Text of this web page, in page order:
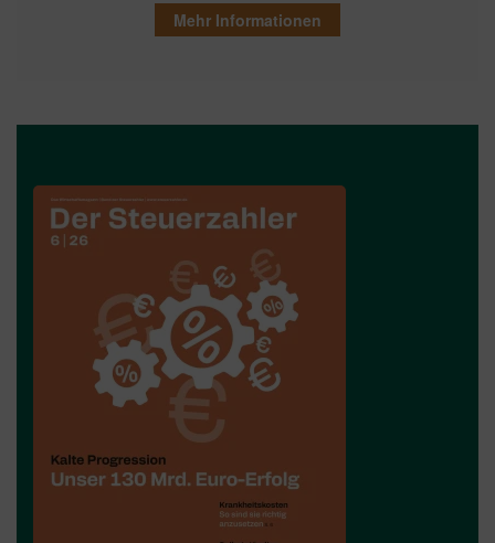
Mehr Informationen